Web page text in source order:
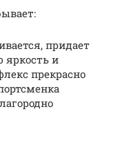
придает
яркость и
прекрасно